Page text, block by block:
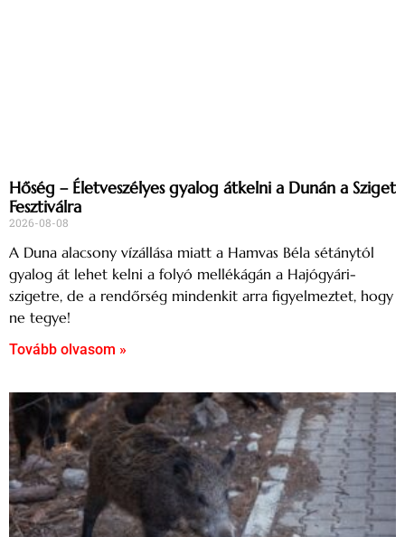
Hőség – Életveszélyes gyalog átkelni a Dunán a Sziget
Fesztiválra
2026-08-08
A Duna alacsony vízállása miatt a Hamvas Béla sétánytól
gyalog át lehet kelni a folyó mellékágán a Hajógyári-
szigetre, de a rendőrség mindenkit arra figyelmeztet, hogy
ne tegye!
Tovább olvasom »